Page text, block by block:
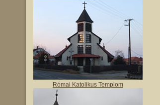
Római Katolikus Templom